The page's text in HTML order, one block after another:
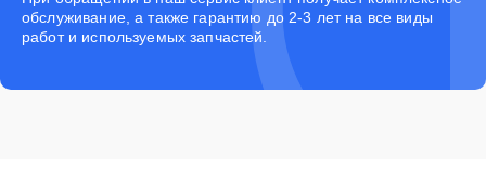
обслуживание, а также гарантию до 2-3 лет на все виды
работ и используемых запчастей.